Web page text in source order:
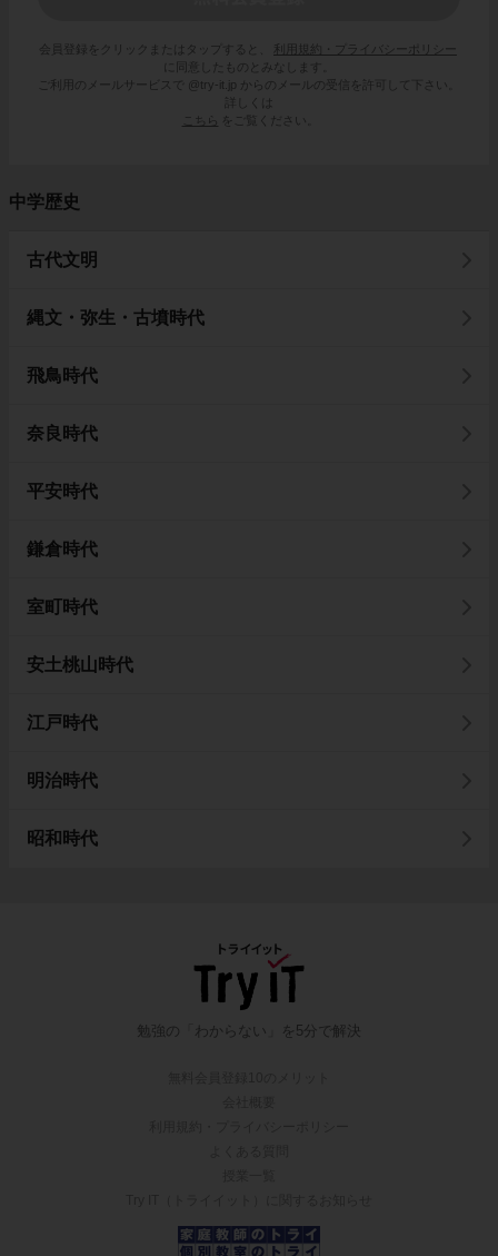
会員登録をクリックまたはタップすると、
利用規約・プライバシーポリシー
に同意したものとみなします。
ご利用のメールサービスで @try-it.jp からのメールの受信を許可して下さい。
詳しくは
こちら
をご覧ください。
中学歴史
古代文明
縄文・弥生・古墳時代
飛鳥時代
奈良時代
平安時代
鎌倉時代
室町時代
安土桃山時代
江戸時代
明治時代
昭和時代
勉強の「わからない」を5分で解決